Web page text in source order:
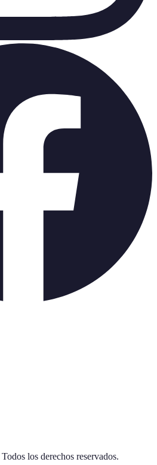
Todos los derechos reservados.